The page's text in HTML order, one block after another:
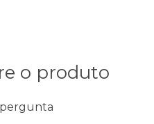
o produto